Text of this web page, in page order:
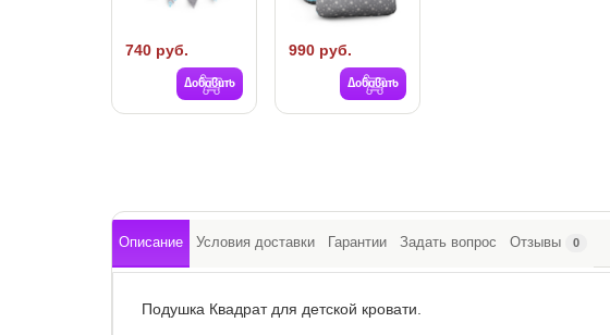
740 руб.
Добавить
990 руб.
Добавить
Описание Условия доставки Гарантии Задать вопрос Отзывы 0
Подушка Квадрат для детской кровати.